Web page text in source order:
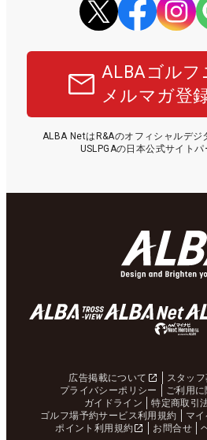
ALBAゴルフ
メルマガ登
ALBA NetはR&Aのオフィシャルデジ
USLPGAの日本公式サイトパ
広告掲載について スタッ
プライバシーポリシー
ご利用に
ガイドライン
特定商取引
ゴルフ場予約サービス利用規約
マ
ポイント利用規約
お問合せ